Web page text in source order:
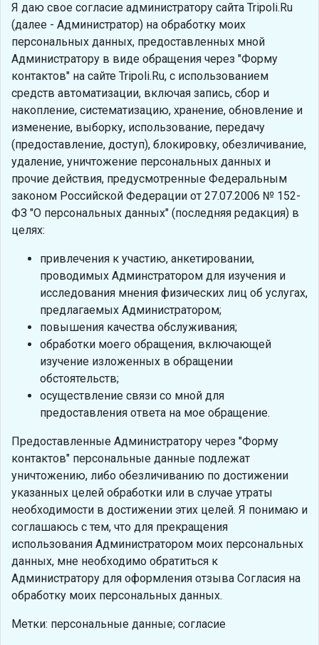
Я даю свое согласие администратору сайта Tripoli.Ru
(далее - Администратор) на обработку моих
персональных данных, предоставленных мной
Администратору в виде обращения через "Форму
контактов" на сайте Tripoli.Ru, с использованием
средств автоматизации, включая запись, сбор и
накопление, систематизацию, хранение, обновление и
изменение, выборку, использование, передачу
(предоставление, доступ), блокировку, обезличивание,
удаление, уничтожение персональных данных и
прочие действия, предусмотренные Федеральным
законом Российской Федерации от 27.07.2006 № 152-
ФЗ "О персональных данных" (последняя редакция) в
целях:
привлечения к участию, анкетировании,
проводимых Админстратором для изучения и
исследования мнения физических лиц об услугах,
предлагаемых Администратором;
повышения качества обслуживания;
обработки моего обращения, включающей
изучение изложенных в обращении
обстоятельств;
осуществление связи со мной для
предоставления ответа на мое обращение.
Предоставленные Администратору через "Форму
контактов" персональные данные подлежат
уничтожению, либо обезличиванию по достижении
указанных целей обработки или в случае утраты
необходимости в достижении этих целей. Я понимаю и
соглашаюсь с тем, что для прекращения
использования Администратором моих персональных
данных, мне необходимо обратиться к
Администратору для оформления отзыва Согласия на
обработку моих персональных данных.
Метки: персональные данные; согласие